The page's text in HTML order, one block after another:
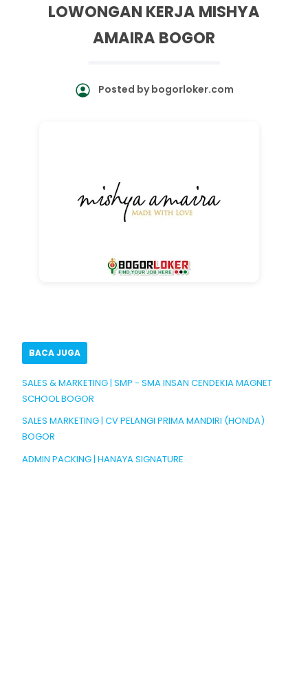
LOWONGAN KERJA MISHYA
AMAIRA BOGOR
Posted bybogorloker.com
BACA JUGA
SALES & MARKETING | SMP - SMA INSAN CENDEKIA MAGNET
SCHOOL BOGOR
SALES MARKETING | CV PELANGI PRIMA MANDIRI (HONDA)
BOGOR
ADMIN PACKING | HANAYA SIGNATURE